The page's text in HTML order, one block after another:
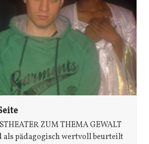
ZUM THEMA GEWALT
pädagogisch wertvoll beurteilt